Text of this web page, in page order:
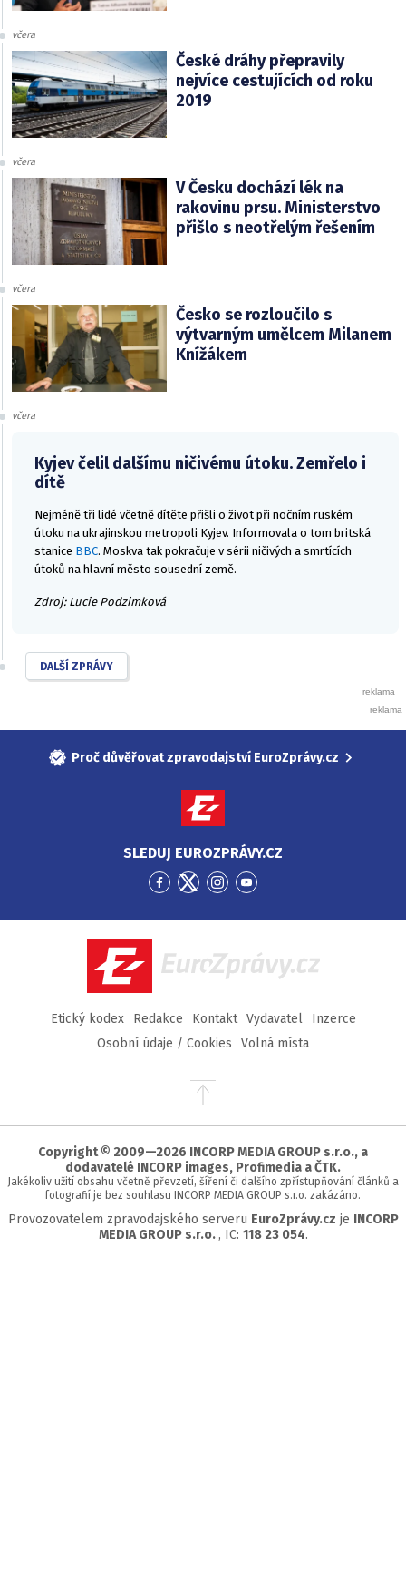
včera
České dráhy přepravily
nejvíce cestujících od roku
2019
včera
V Česku dochází lék na
rakovinu prsu. Ministerstvo
přišlo s neotřelým řešením
včera
Česko se rozloučilo s
výtvarným umělcem Milanem
Knížákem
včera
Kyjev čelil dalšímu ničivému útoku. Zemřelo i
dítě
Nejméně tři lidé včetně dítěte přišli o život při nočním ruském
útoku na ukrajinskou metropoli Kyjev. Informovala o tom britská
stanice BBC. Moskva tak pokračuje v sérii ničivých a smrtících
útoků na hlavní město sousední země.
Zdroj: Lucie Podzimková
DALŠÍ ZPRÁVY
Proč důvěřovat zpravodajství EuroZprávy.cz
SLEDUJ EUROZPRÁVY.CZ
Přejít
Facebook
Přejít
Twitter
Přejít
Instagram
Přejít
YouTube
EuroZprávy.cz
Etický kodex Redakce Kontakt Vydavatel
Inzerce
Osobní údaje / Cookies
Volná místa
Přejít
stránky
Copyright © 2009—2026 INCORP MEDIA GROUP s.r.o., a
dodavatelé INCORP images, Profimedia a ČTK.
Jakékoliv užití obsahu včetně převzetí, šíření či dalšího zpřístupňování článků a
fotografií je bez souhlasu INCORP MEDIA GROUP s.r.o. zakázáno.
Provozovatelem zpravodajského serveru EuroZprávy.cz je INCORP
MEDIA GROUP s.r.o. , IC: 118 23 054.